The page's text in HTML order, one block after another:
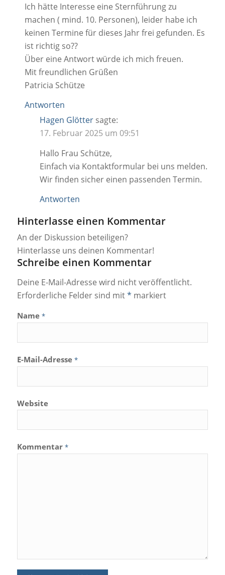
Ich hätte Interesse eine Sternführung zu
machen ( mind. 10. Personen), leider habe ich
keinen Termine für dieses Jahr frei gefunden. Es
ist richtig so??
Über eine Antwort würde ich mich freuen.
Mit freundlichen Grüßen
Patricia Schütze
Antworten
Hagen Glötter sagte:
17. Februar 2025 um 09:51
Hallo Frau Schütze,
Einfach via Kontaktformular bei uns melden.
Wir finden sicher einen passenden Termin.
Antworten
Hinterlasse einen Kommentar
An der Diskussion beteiligen?
Hinterlasse uns deinen Kommentar!
Schreibe einen Kommentar
Deine E-Mail-Adresse wird nicht veröffentlicht.
Erforderliche Felder sind mit* markiert
Name *
E-Mail-Adresse *
Website
Kommentar *